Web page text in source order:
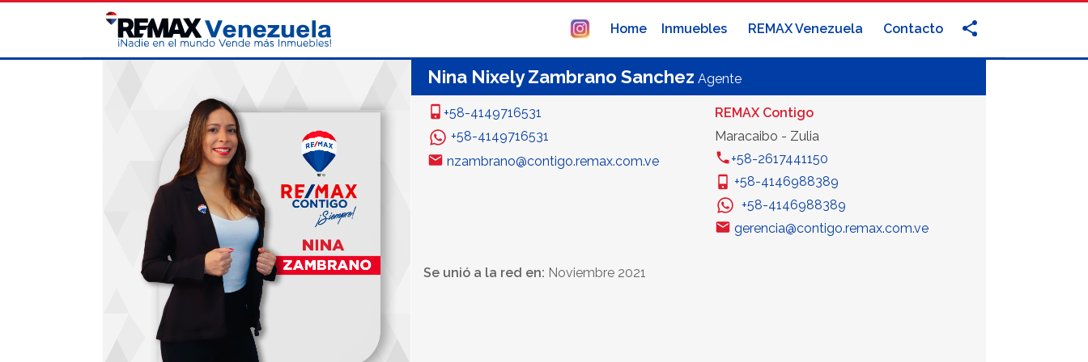
Home Inmuebles REMAX Venezuela Contacto
Nina Nixely Zambrano Sanchez Agente
+58-4149716531
+58-4149716531
nzambrano@contigo.remax.com.ve
REMAX Contigo
Maracaibo - Zulia
+58-2617441150
+58-4146988389
+58-4146988389
gerencia@contigo.remax.com.ve
Se unió a la red en: Noviembre 2021